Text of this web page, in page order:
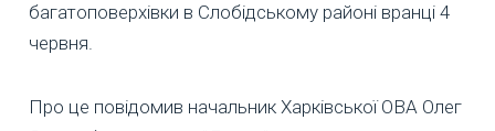
багатоповерхівки в Слобідському районі вранці 4
червня.
Про це повідомив начальник Харківської ОВА Олег